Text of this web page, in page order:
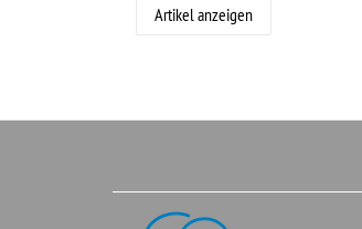
Artikel anzeigen